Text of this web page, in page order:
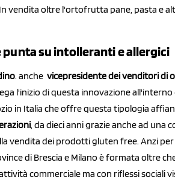
vendita oltre l'ortofrutta pane, pasta e
su intolleranti e allergici
. anche vicepresidente dei venditori di
l'inizio di questa innovazione
in Italia che offre questa tipologia
, da dieci anni grazie anche ad una
vendita dei prodotti gluten free. Anzi per
di Brescia e Milano è formata oltre
commerciale ma con riflessi sociali